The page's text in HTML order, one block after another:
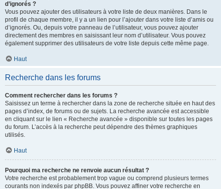
d’ignorés ?
Vous pouvez ajouter des utilisateurs à votre liste de deux manières. Dans le
profil de chaque membre, il y a un lien pour l’ajouter dans votre liste d’amis ou
d’ignorés. Ou, depuis votre panneau de l’utilisateur, vous pouvez ajouter
directement des membres en saisissant leur nom d’utilisateur. Vous pouvez
également supprimer des utilisateurs de votre liste depuis cette même page.
Haut
Recherche dans les forums
Comment rechercher dans les forums ?
Saisissez un terme à rechercher dans la zone de recherche située en haut des
pages d’index, de forums ou de sujets. La recherche avancée est accessible
en cliquant sur le lien « Recherche avancée » disponible sur toutes les pages
du forum. L’accès à la recherche peut dépendre des thèmes graphiques
utilisés.
Haut
Pourquoi ma recherche ne renvoie aucun résultat ?
Votre recherche est probablement trop vague ou comprend plusieurs termes
courants non indexés par phpBB. Vous pouvez affiner votre recherche en